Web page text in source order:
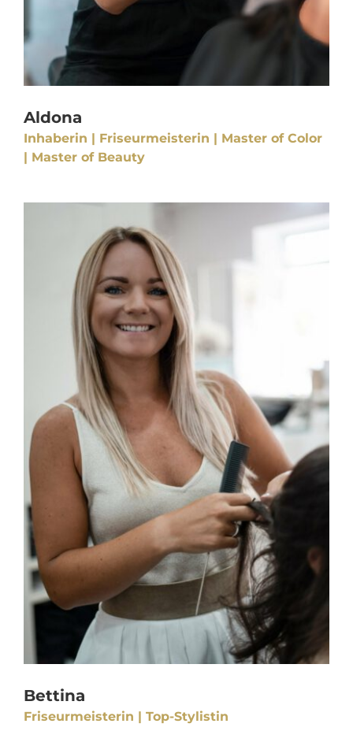
Aldona
Inhaberin | Friseurmeisterin | Master of Color
| Master of Beauty
Bettina
Friseurmeisterin | Top-Stylistin